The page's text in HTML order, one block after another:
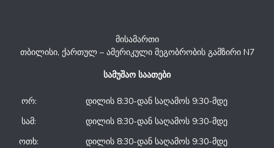
მისამართი
თბილისი, ქართულ – ამერიკული მეგობრობის გამზირი N7
სამუშაო საათები
ორ:
დილის 8:30-დან საღამოს 9:30-მდე
სამ:
დილის 8:30-დან საღამოს 9:30-მდე
ოთხ:
დილის 8:30-დან საღამოს 9:30-მდე